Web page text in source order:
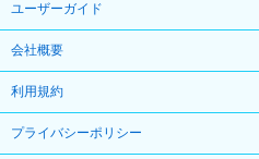
ユーザーガイド
会社概要
利用規約
プライバシーポリシー